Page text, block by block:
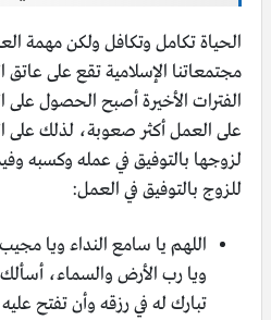
الحياة تكامل وتكافل ولكن مهمة
مجتمعاتنا الإسلامية تقع على عاتق
الفترات الأخيرة أصبح الحصول على
على العمل أكثر صعوبة، لذلك على
لزوجها بالتوفيق في عمله وكسبه
للزوج بالتوفيق في العمل:
اللهم يا سامع النداء ويا
ويا رب الأرض والسماء،
تبارك له في رزقه وأن تفتح